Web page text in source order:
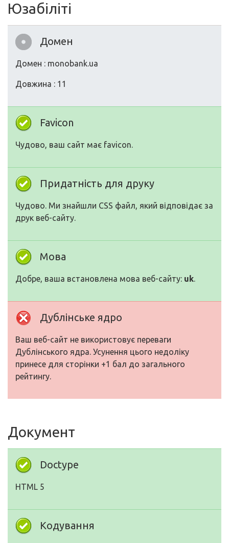
Юзабіліті
Домен
Домен : monobank.ua
Довжина : 11
Favicon
Чудово, ваш сайт має favicon.
Придатність для друку
Чудово. Ми знайшли CSS файл, який відповідає за
друк веб-сайту.
Мова
Добре, ваша встановлена мова веб-сайту: uk.
Дублінське ядро
Ваш веб-сайт не використовує переваги
Дублінського ядра. Усунення цього недоліку
принесе для сторінки +1 бал до загального
рейтингу.
Документ
Doctype
HTML 5
Кодування